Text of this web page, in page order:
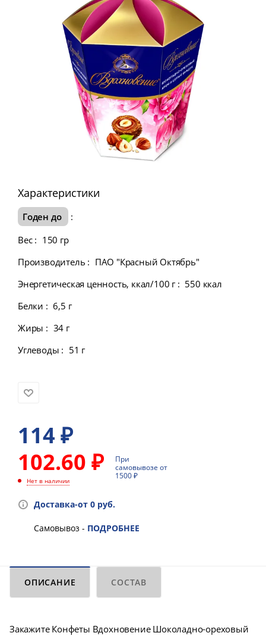
Характеристики
Годен до
:
Вес : 150 гр
Производитель : ПАО "Красный Октябрь"
Энергетическая ценность, ккал/100 г : 550 ккал
Белки : 6,5 г
Жиры : 34 г
Углеводы : 51 г
114 ₽
102.60 ₽
При
самовывозе от
1500 ₽
Нет в наличии
Доставка-от 0 руб.
Самовывоз - ПОДРОБНЕЕ
ОПИСАНИЕ СОСТАВ
Закажите Конфеты Вдохновение Шоколадно-ореховый